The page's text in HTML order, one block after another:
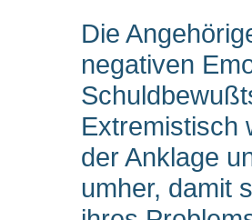
Die
negativen
Extremistisch
der Anklage
umher, damit